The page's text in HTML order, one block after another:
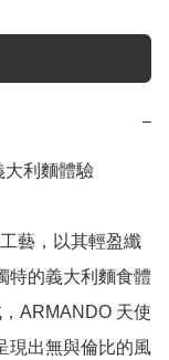
−
大利麵體驗
藝，以其輕盈纖
特的義大利麵食體
ARMANDO 天使
現出無與倫比的風